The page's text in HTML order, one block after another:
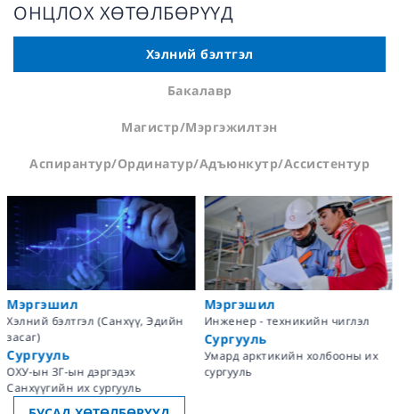
ОНЦЛОХ ХӨТӨЛБӨРҮҮД
Хэлний бэлтгэл
Бакалавр
Магистр/Мэргэжилтэн
Аспирантур/Ординатур/Адъюнкутр/Ассистентур
Мэргэшил
Хэлний бэлтгэл (Санхүү, Эдийн
засаг)
Сургууль
ОХУ-ын ЗГ-ын дэргэдэх
Санхүүгийн их сургууль
Мэргэшил
Инженер - техникийн чиглэл
Сургууль
Умард арктикийн холбооны их
сургууль